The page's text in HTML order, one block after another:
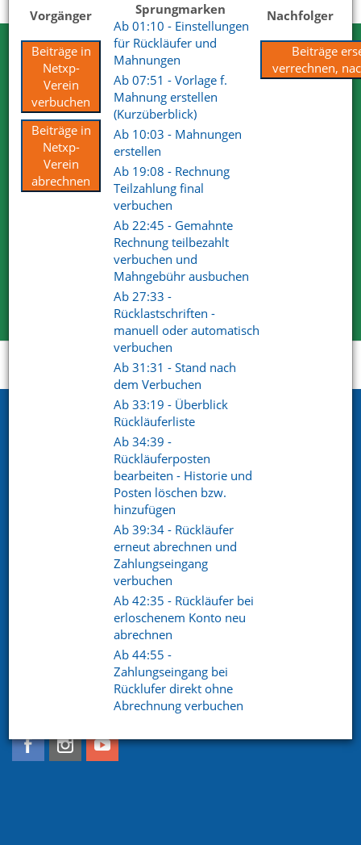
Vorgänger
Beiträge in
Netxp-
Verein
verbuchen
Beiträge in
Netxp-
Verein
abrechnen
Sprungmarken
Ab 01:10 - Einstellungen
für Rückläufer und
Mahnungen
Ab 07:51 - Vorlage f.
Mahnung erstellen
(Kurzüberblick)
Ab 10:03 - Mahnungen
erstellen
Ab 19:08 - Rechnung
Teilzahlung final
verbuchen
Ab 22:45 - Gemahnte
Rechnung teilbezahlt
verbuchen und
Mahngebühr ausbuchen
Ab 27:33 -
Rücklastschriften -
manuell oder automatisch
verbuchen
Ab 31:31 - Stand nach
dem Verbuchen
Ab 33:19 - Überblick
Rückläuferliste
Ab 34:39 -
Rückläuferposten
bearbeiten - Historie und
Posten löschen bzw.
hinzufügen
Ab 39:34 - Rückläufer
erneut abrechnen und
Zahlungseingang
verbuchen
Ab 42:35 - Rückläufer bei
erloschenem Konto neu
abrechnen
Ab 44:55 -
Zahlungseingang bei
Rücklufer direkt ohne
Abrechnung verbuchen
Nachfolger
Beiträge
verrechnen,
Testen Sie Netxp-Verein
Wir können Ihnen viel erzählen. Nehmen
Sie uns beim Wort.
Wir sind von unseren Lösungen überzeugt. Deshalb dürfen
Sie uns gerne und ausgiebig testen.
Für Ihre Tests steht Ihnen der volle Funktionsumfang zur
Wir haben mit unserem Produkt und Services die
überzeugenden Antworten.
Kostenlose Testversion
Support Videoportal
Öttinger Straße 11
84307 Eggenfelden
Telefon. +49 (0) 8721 / 50648-89
info@netxp-verein.de
Vereinsverwaltung
Mitgliederverwaltung
Finanzverwaltung
Kommunikation /